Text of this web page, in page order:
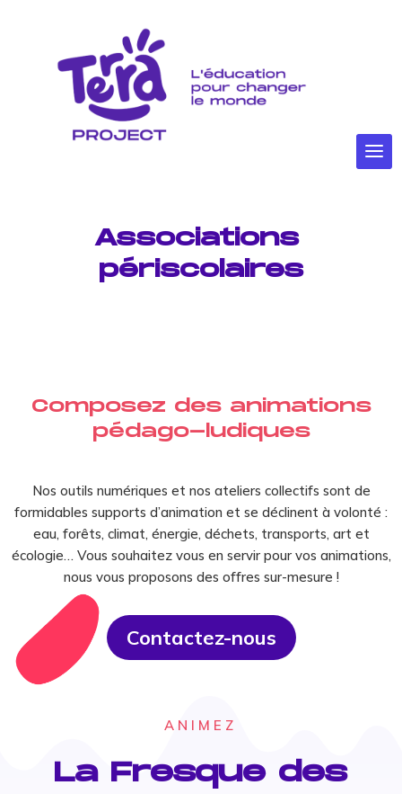
Associations
périscolaires
Composez des animations
pédago-ludiques
Nos outils numériques et nos ateliers collectifs sont de
formidables supports d’animation et se déclinent à volonté :
eau, forêts, climat, énergie, déchets, transports, art et
écologie… Vous souhaitez vous en servir pour vos animations,
nous vous proposons des offres sur-mesure !
Contactez-nous
ANIMEZ
La Fresque des